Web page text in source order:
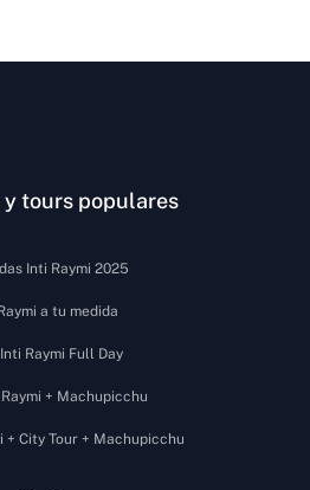
y tours populares
Inti Raymi 2025
a tu medida
Raymi Full Day
+ Machupicchu
+ City Tour + Machupicchu